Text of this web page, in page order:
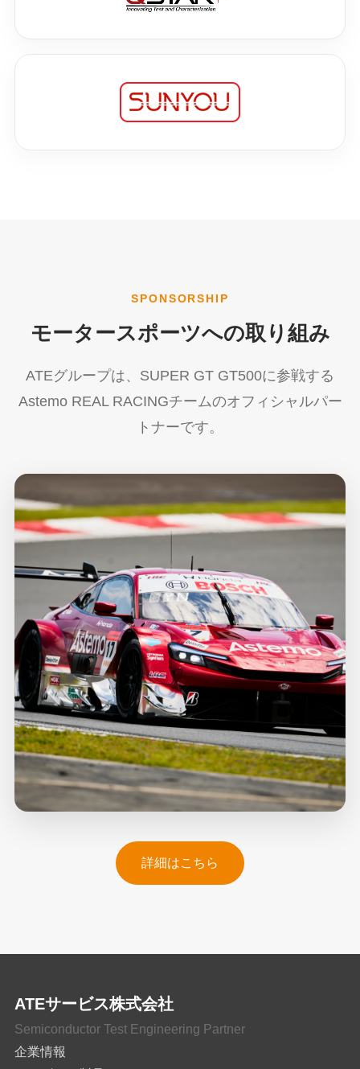
SPONSORSHIP
モータースポーツへの取り組み
ATEグループは、SUPER GT GT500に参戦する
Astemo REAL RACINGチームのオフィシャルパー
トナーです。
詳細はこちら
ATEサービス株式会社
Semiconductor Test Engineering Partner
企業情報